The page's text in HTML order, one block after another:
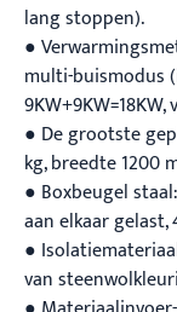
lang stoppen).
●
multi-buismodus
● De grootste
kg, breedte 1200
● Boxbeugel
aan elkaar
●
van